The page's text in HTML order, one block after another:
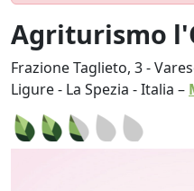
Agriturismo
Frazione Taglieto, 3 -
Ligure- La Spezia -Italia –